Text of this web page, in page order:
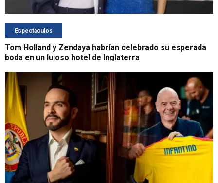
Espectáculos
Tom Holland y Zendaya habrían celebrado su esperada
boda en un lujoso hotel de Inglaterra